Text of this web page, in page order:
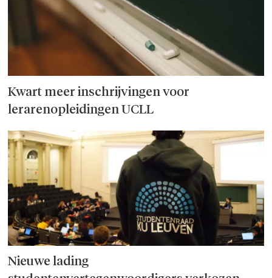
Kwart meer inschrijvingen voor
lerarenopleidingen UCLL
Nieuwe lading